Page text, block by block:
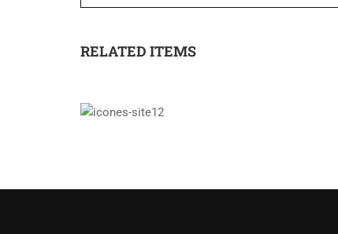
RELATED ITEMS